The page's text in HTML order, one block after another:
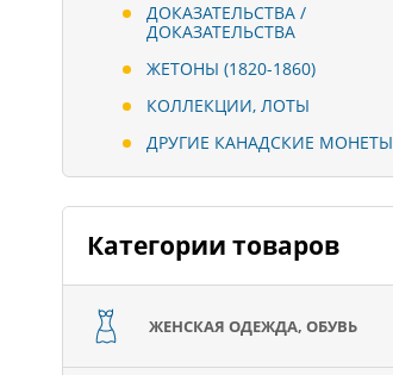
ДОКАЗАТЕЛЬСТВА /
ДОКАЗАТЕЛЬСТВА
ЖЕТОНЫ (1820-1860)
КОЛЛЕКЦИИ, ЛОТЫ
ДРУГИЕ КАНАДСКИЕ МОНЕТЫ
Категории товаров
ЖЕНСКАЯ ОДЕЖДА, ОБУВЬ